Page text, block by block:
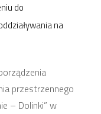
do
na
przestrzennego
– Dolinki” w